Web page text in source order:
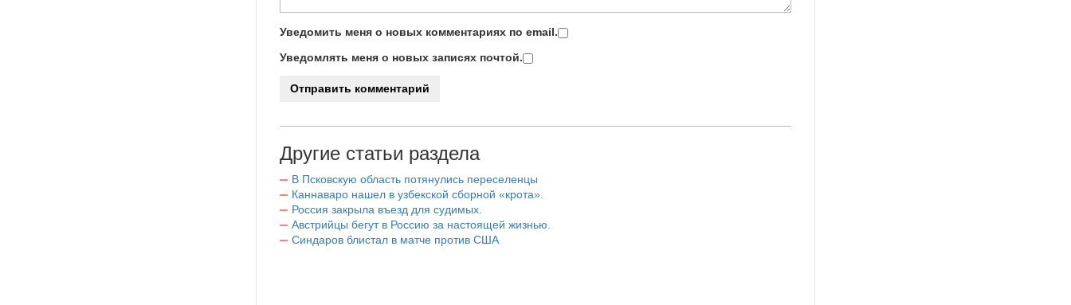
Уведомить меня о новых комментариях по email.
Уведомлять меня о новых записях почтой.
Другие статьи раздела
В Псковскую область потянулись переселенцы
Каннаваро нашел в узбекской сборной «крота».
Россия закрыла въезд для судимых.
Австрийцы бегут в Россию за настоящей жизнью.
Синдаров блистал в матче против США